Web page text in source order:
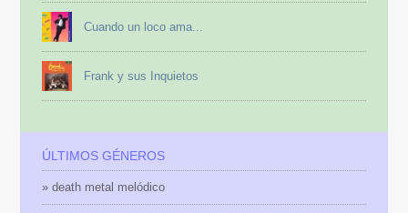
Cuando un loco ama...
Frank y sus Inquietos
ÚLTIMOS GÉNEROS
» death metal melódico